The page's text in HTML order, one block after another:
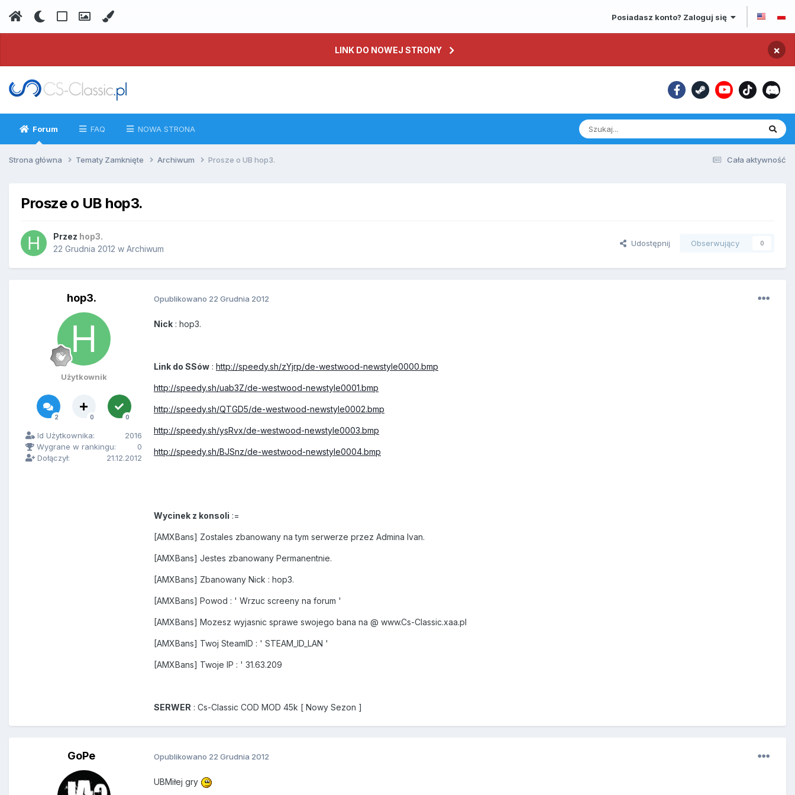
Posiadasz konto? Zaloguj się
LINK DO NOWEJ STRONY ×
Forum FAQ NOWA STRONA
Cała aktywność
Strona główna Tematy Zamknięte Archiwum Prosze o UB hop3.
Prosze o UB hop3.
Przez hop3.
22 Grudnia 2012 w Archiwum
Udostępnij Obserwujący 0
hop3.
Użytkownik
2 0 0
Id Użytkownika:
2016
Wygrane w rankingu:
0
Dołączył:
21.12.2012
Opublikowano 22 Grudnia 2012
Nick : hop3.
Link do SSów : http://speedy.sh/zYjrp/de-westwood-newstyle0000.bmp
http://speedy.sh/uab3Z/de-westwood-newstyle0001.bmp
http://speedy.sh/QTGD5/de-westwood-newstyle0002.bmp
http://speedy.sh/ysRvx/de-westwood-newstyle0003.bmp
http://speedy.sh/BJSnz/de-westwood-newstyle0004.bmp
Wycinek z konsoli :=
[AMXBans] Zostales zbanowany na tym serwerze przez Admina Ivan.
[AMXBans] Jestes zbanowany Permanentnie.
[AMXBans] Zbanowany Nick : hop3.
[AMXBans] Powod : ' Wrzuc screeny na forum '
[AMXBans] Mozesz wyjasnic sprawe swojego bana na @ www.Cs-Classic.xaa.pl
[AMXBans] Twoj SteamID : ' STEAM_ID_LAN '
[AMXBans] Twoje IP : ' 31.63.209
SERWER : Cs-Classic COD MOD 45k [ Nowy Sezon ]
GoPe Opublikowano 22 Grudnia 2012
UBMiłej gry